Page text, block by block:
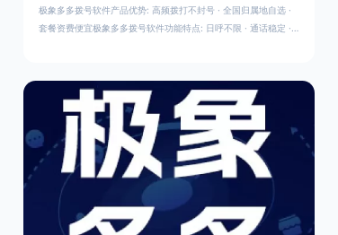
极象多多拨号软件产品优势: 高频拨打不封号 · 全国归属地自选 ·
套餐资费便宜极象多多拨号软件功能特点: 日呼不限 · 通话稳定 ·
2000分钟/179元、1200分钟/119元极象多多拨号软件系统费用：
联系客户经理咨询常见问题：问：极象多多拨号软件打多了封卡吗